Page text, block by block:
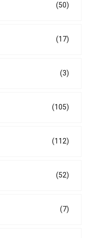
(50)
(17)
(3)
(105)
(112)
(52)
(7)